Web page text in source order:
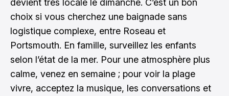
choix si vous cherchez une baignade sans
logistique complexe, entre Roseau et
Portsmouth. En famille, surveillez les enfants
selon l’état de la mer. Pour une atmosphère plus
calme, venez en semaine ; pour voir la plage
vivre, acceptez la musique, les conversations et